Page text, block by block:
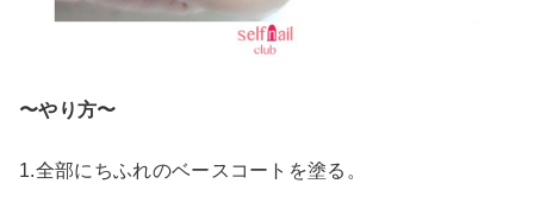
〜やり方〜
1.全部にちふれのベースコートを塗る。